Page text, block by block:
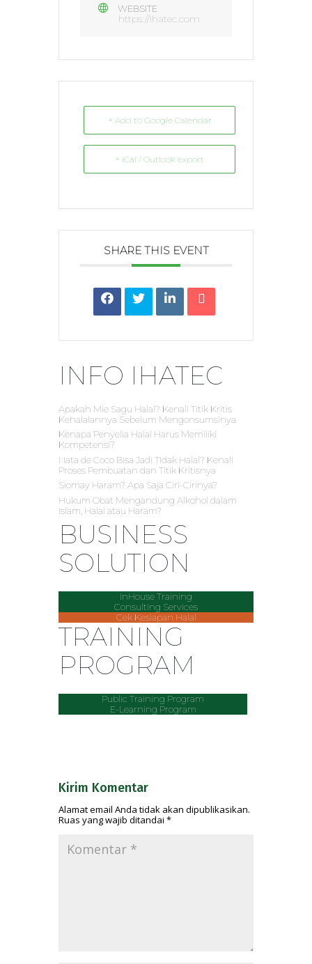
WEBSITE
https://ihatec.com
+ Add to Google Calendar
+ iCal / Outlook export
SHARE THIS EVENT
INFO IHATEC
Apakah Mie Sagu Halal? Kenali Titik Kritis
Kehalalannya Sebelum Mengonsumsinya
Kenapa Penyelia Halal Harus Memiliki
Kompetensi?
Nata de Coco Bisa Jadi Tidak Halal? Kenali
Proses Pembuatan dan Titik Kritisnya
Siomay Haram? Apa Saja Ciri-Cirinya?
Hukum Obat Mengandung Alkohol dalam
Islam, Halal atau Haram?
BUSINESS
SOLUTION
InHouse Training
Consulting Services
Cek Kesiapan Halal
TRAINING
PROGRAM
Public Training Program
E-Learning Program
Kirim Komentar
Alamat email Anda tidak akan dipublikasikan.
Ruas yang wajib ditandai *